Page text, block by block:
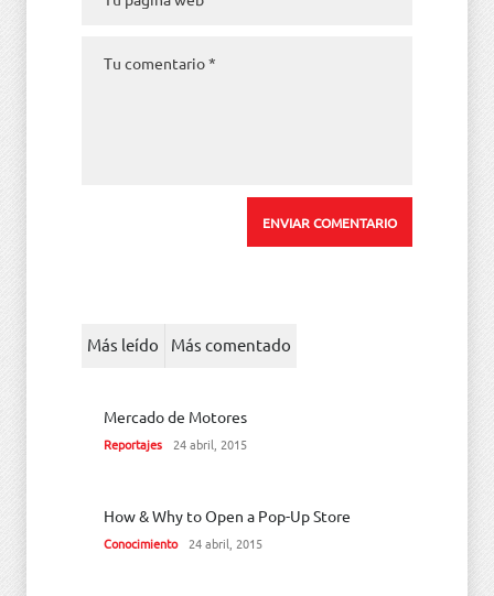
Más leído Más comentado
Mercado de Motores
Reportajes 24 abril, 2015
How & Why to Open a Pop-Up Store
Conocimiento 24 abril, 2015